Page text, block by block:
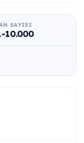
SAYISI
10.000